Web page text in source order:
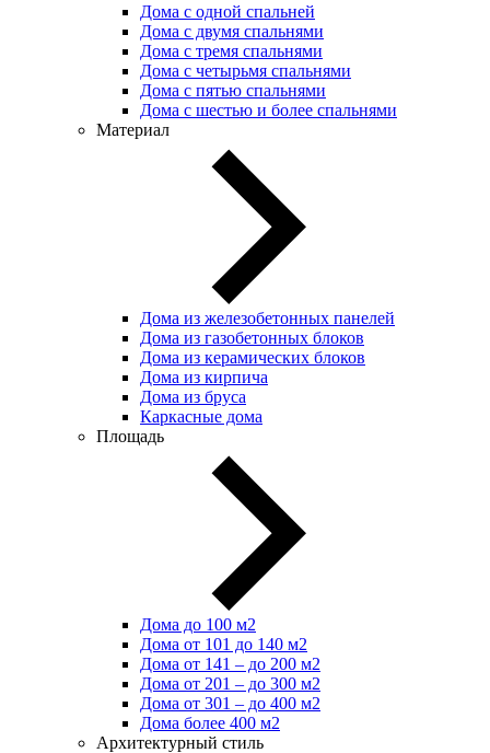
Дома с одной спальней
Дома с двумя спальнями
Дома с тремя спальнями
Дома с четырьмя спальнями
Дома с пятью спальнями
Дома с шестью и более спальнями
Материал
Дома из железобетонных панелей
Дома из газобетонных блоков
Дома из керамических блоков
Дома из кирпича
Дома из бруса
Каркасные дома
Площадь
Дома до 100 м2
Дома от 101 до 140 м2
Дома от 141 – до 200 м2
Дома от 201 – до 300 м2
Дома от 301 – до 400 м2
Дома более 400 м2
Архитектурный стиль